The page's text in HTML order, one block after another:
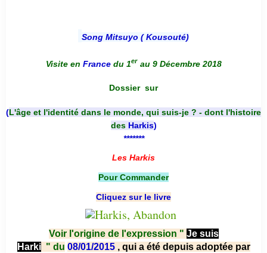
Song Mitsuyo ( Kousouté)
Visite en France du 1er au 9 Décembre 2018
Dossier sur
(L'âge et l'identité dans le monde, qui suis-je ? - dont l'histoire
des Harkis)
*******
Les Harkis
Pour Commander
Cliquez sur le livre
Voir l'origine de l'expression " Je suis
Harki " du 08/01/2015 , qui a été depuis adoptée par